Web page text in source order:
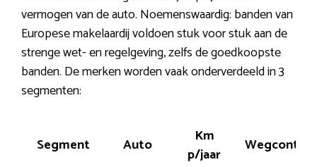
vermogen van de auto. Noemenswaardig: banden van
Europese makelaardij voldoen stuk voor stuk aan de
strenge wet- en regelgeving, zelfs de goedkoopste
banden. De merken worden vaak onderverdeeld in 3
segmenten:
Segment Auto
Km
p/jaar
Wegcontact